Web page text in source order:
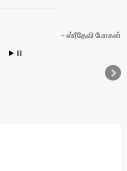
ஸ்ரீதேவி மோகன்